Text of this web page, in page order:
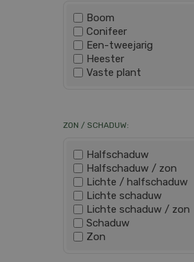
Boom
Conifeer
Een-tweejarig
Heester
Vaste plant
ZON / SCHADUW:
Halfschaduw
Halfschaduw / zon
Lichte / halfschaduw
Lichte schaduw
Lichte schaduw / zon
Schaduw
Zon